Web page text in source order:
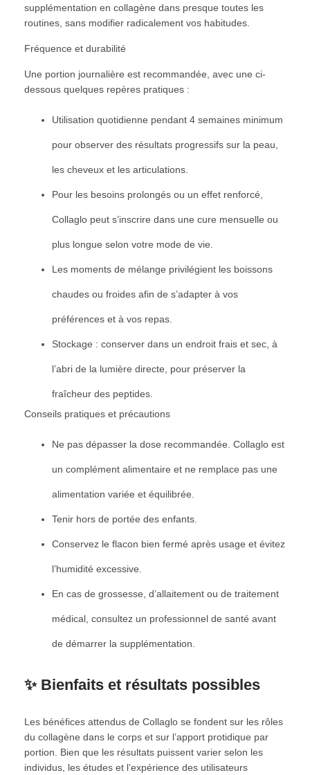
supplémentation en collagène dans presque toutes les
routines, sans modifier radicalement vos habitudes.
Fréquence et durabilité
Une portion journalière est recommandée, avec une ci-
dessous quelques repères pratiques :
Utilisation quotidienne pendant 4 semaines minimum
pour observer des résultats progressifs sur la peau,
les cheveux et les articulations.
Pour les besoins prolongés ou un effet renforcé,
Collaglo peut s’inscrire dans une cure mensuelle ou
plus longue selon votre mode de vie.
Les moments de mélange privilégient les boissons
chaudes ou froides afin de s’adapter à vos
préférences et à vos repas.
Stockage : conserver dans un endroit frais et sec, à
l’abri de la lumière directe, pour préserver la
fraîcheur des peptides.
Conseils pratiques et précautions
Ne pas dépasser la dose recommandée. Collaglo est
un complément alimentaire et ne remplace pas une
alimentation variée et équilibrée.
Tenir hors de portée des enfants.
Conservez le flacon bien fermé après usage et évitez
l’humidité excessive.
En cas de grossesse, d’allaitement ou de traitement
médical, consultez un professionnel de santé avant
de démarrer la supplémentation.
✨ Bienfaits et résultats possibles
Les bénéfices attendus de Collaglo se fondent sur les rôles
du collagène dans le corps et sur l’apport protidique par
portion. Bien que les résultats puissent varier selon les
individus, les études et l’expérience des utilisateurs